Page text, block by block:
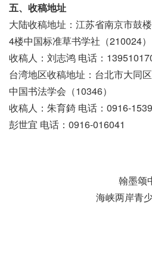
五、收稿地址
大陆收稿地址：江苏省南京市鼓
4楼中国标准草书学社（210024）
收稿人：刘志鸿 电话：
台湾地区收稿地址：台北市大同
中国书法学会（10346）
收稿人：朱育錡 电话：0916-
彭世宜 电话：0916-016041
翰墨颂
海峡两岸青